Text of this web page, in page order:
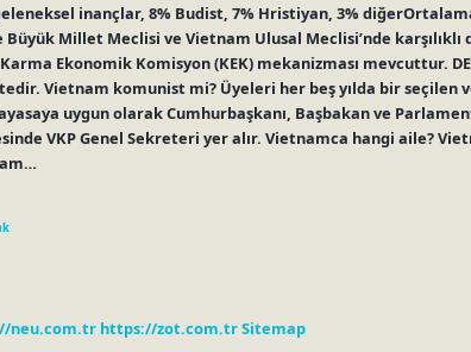
inançlar, 8% Budist, 7% Hristiyan, 3%
Millet Meclisi ve Vietnam Ulusal Meclisi’nde karşılıklı
Ekonomik Komisyon (KEK) mekanizması mevcuttur.
Vietnam komunist mi? Üyeleri her beş yılda bir seçilen
uygun olarak Cumhurbaşkanı, Başbakan ve
VKP Genel Sekreteri yer alır. Vietnamca hangi aile?
neu.com.tr https://zot.com.trSitemap